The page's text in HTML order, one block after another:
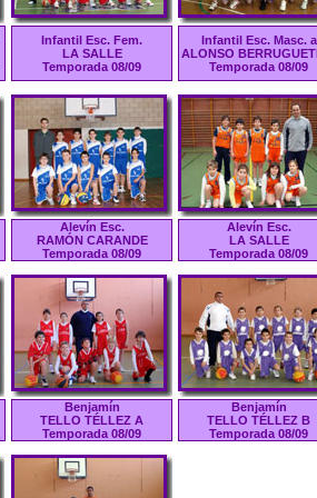
Infantil Esc. Fem.
LA SALLE
Temporada 08/09
Infantil Esc. Masc. a
ALONSO
Temporada 08/09
Alevín Esc.
RAMÓN CARANDE
Temporada 08/09
Alevín Esc.
LA SALLE
Temporada 08/09
Benjamín
TELLO TÉLLEZ A
Temporada 08/09
Benjamín
TELLO TÉLLEZ B
Temporada 08/09